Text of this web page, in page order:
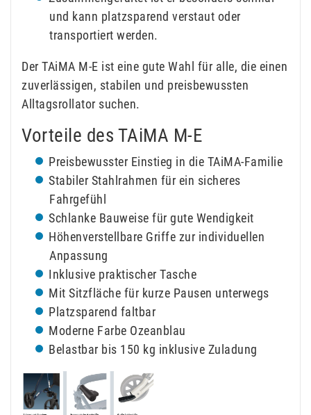
und kann platzsparend verstaut oder
transportiert werden.
Der TAiMA M-E ist eine gute Wahl für alle, die einen
zuverlässigen, stabilen und preisbewussten
Alltagsrollator suchen.
Vorteile des TAiMA M-E
Preisbewusster Einstieg in die TAiMA-Familie
Stabiler Stahlrahmen für ein sicheres
Fahrgefühl
Schlanke Bauweise für gute Wendigkeit
Höhenverstellbare Griffe zur individuellen
Anpassung
Inklusive praktischer Tasche
Mit Sitzfläche für kurze Pausen unterwegs
Platzsparend faltbar
Moderne Farbe Ozeanblau
Belastbar bis 150 kg inklusive Zuladung